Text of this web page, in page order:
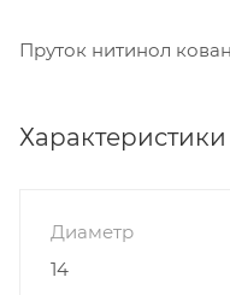
Пруток нитинол
Характеристики
Диаметр
14